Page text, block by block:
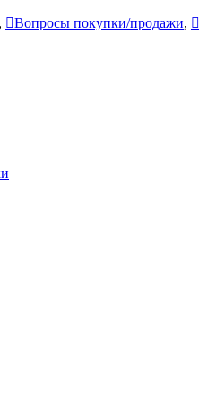
, Вопросы покупки/продажи,